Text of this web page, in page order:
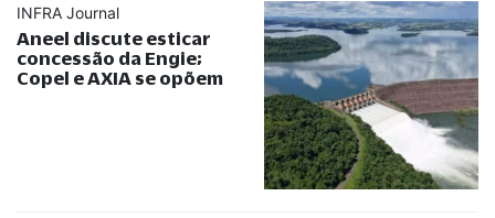
INFRA Journal
Aneel discute esticar
concessão da Engie;
Copel e AXIA se opõem